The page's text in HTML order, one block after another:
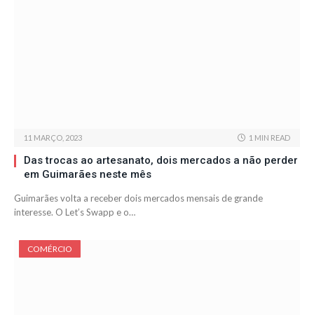
11 MARÇO, 2023 1 MIN READ
Das trocas ao artesanato, dois mercados a não perder
em Guimarães neste mês
Guimarães volta a receber dois mercados mensais de grande
interesse. O Let’s Swapp e o…
COMÉRCIO